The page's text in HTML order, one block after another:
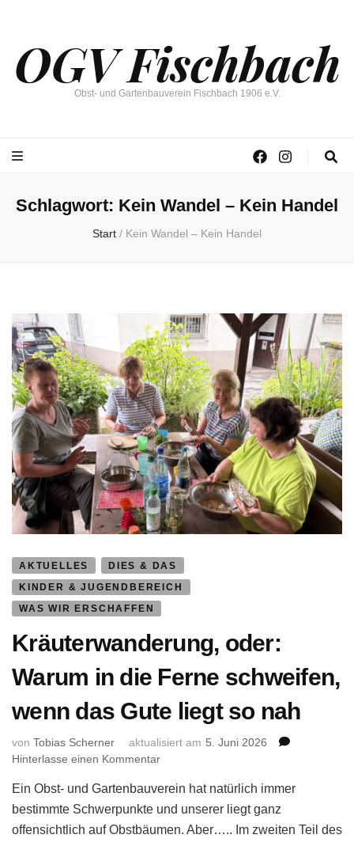
OGV Fischbach
Obst- und Gartenbauverein Fischbach 1906 e.V.
Schlagwort: Kein Wandel – Kein Handel
Start / Kein Wandel – Kein Handel
AKTUELLES
DIES & DAS
KINDER & JUGENDBEREICH
WAS WIR ERSCHAFFEN
Kräuterwanderung, oder:
Warum in die Ferne schweifen,
wenn das Gute liegt so nah
von Tobias Scherner aktualisiert am 5. Juni 2026
Hinterlasse einen Kommentarzu
oder:
Warum
in
Ein Obst- und Gartenbauverein hat natürlich immer
bestimmte Schwerpunkte und unserer liegt ganz
offensichtlich auf Obstbäumen. Aber….. Im zweiten Teil des